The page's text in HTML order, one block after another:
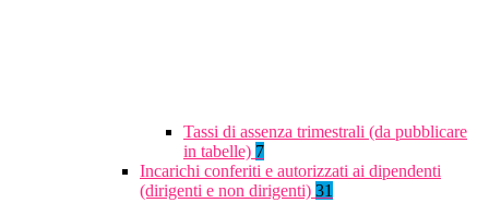
Tassi di assenza trimestrali (da pubblicare
in tabelle) 7
Incarichi conferiti e autorizzati ai dipendenti
(dirigenti e non dirigenti) 31